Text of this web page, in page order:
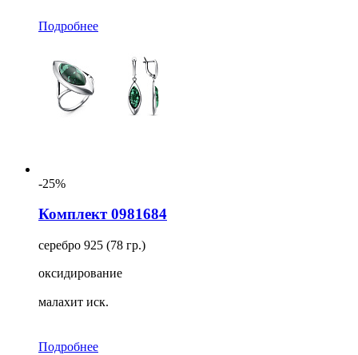
Подробнее
-25%
Комплект 0981684
серебро 925 (78 гр.)
оксидирование
малахит иск.
Подробнее